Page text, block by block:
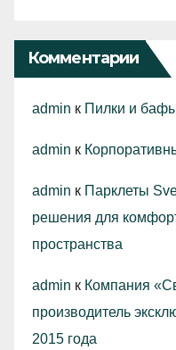
Комментарии
admin к Пилки и
admin к
admin к Парклеты
решения для
пространства
admin к Компания
производитель
2015 года